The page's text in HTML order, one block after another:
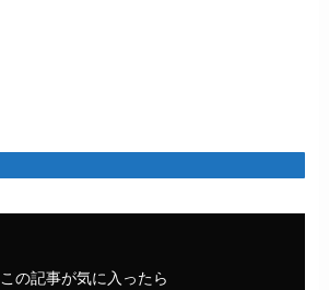
この記事が気に入ったら